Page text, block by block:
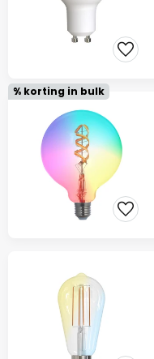
% korting in bulk